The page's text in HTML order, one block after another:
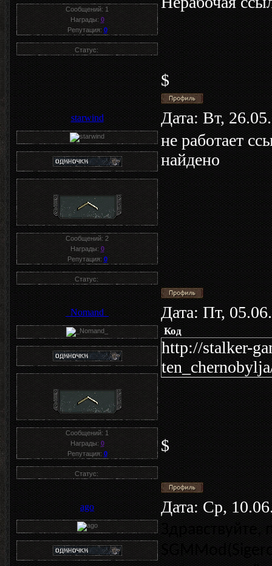
Сообщений: 1
Награды: 0
Репутация: 0
Статус:
$
starwind Дата: Вт,
Сообщений: 2
Награды: 0
Репутация: 0
Статус:
не работает
найдено
_Nomand_ Дата: Пт,
Сообщений: 1
Награды: 0
Репутация: 0
Статус:
Код
http://stalker-
$
ago Дата: Ср,